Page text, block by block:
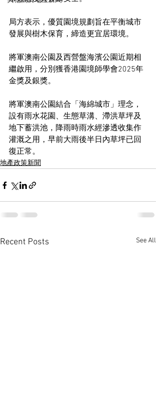
局方表示，優質園境規劃旨在平衡城市
發展與樹木保育，締造更宜居環境。
將軍澳南公園及西營盤海濱公園近期相
繼啟用，分別獲香港園境師學會2025年
金獎及銀獎。
將軍澳南公園結合「海綿城市」理念，
設有雨水花園、生態草溝、滯洪草坪及
地下蓄洪池，降雨時雨水經滲透收集作
灌溉之用，早前大雨後半日內草坪已回
復正常。
地產政策新聞
Recent Posts See All